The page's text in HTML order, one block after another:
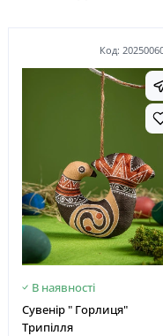
Код:
В наявності
Сувенір " Горлиця"
Трипілля